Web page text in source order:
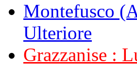
Montefusco
Ulteriore
Grazzanise :